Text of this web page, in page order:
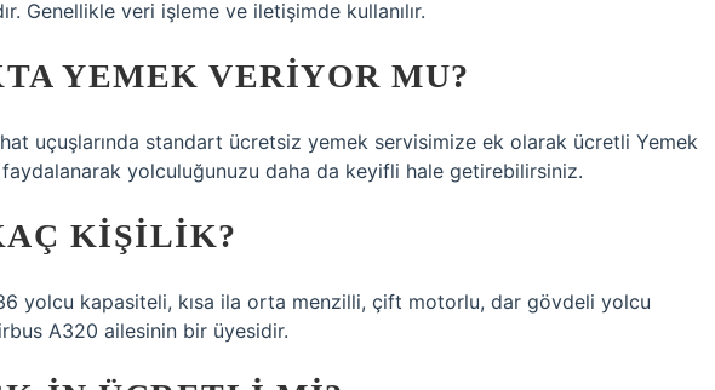
Genellikle veri işleme ve iletişimde kullanılır.
YEMEK VERIYOR MU?
hat uçuşlarında standart ücretsiz yemek servisimize ek olarak ücretli Yemek
yolculuğunuzu daha da keyifli hale getirebilirsiniz.
KIŞILIK?
yolcu kapasiteli, kısa ila orta menzilli, çift motorlu, dar gövdeli yolcu
A320 ailesinin bir üyesidir.